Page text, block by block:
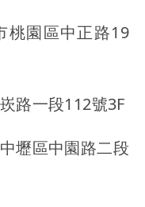
桃園區中正路19
路一段112號3F
壢區中園路二段